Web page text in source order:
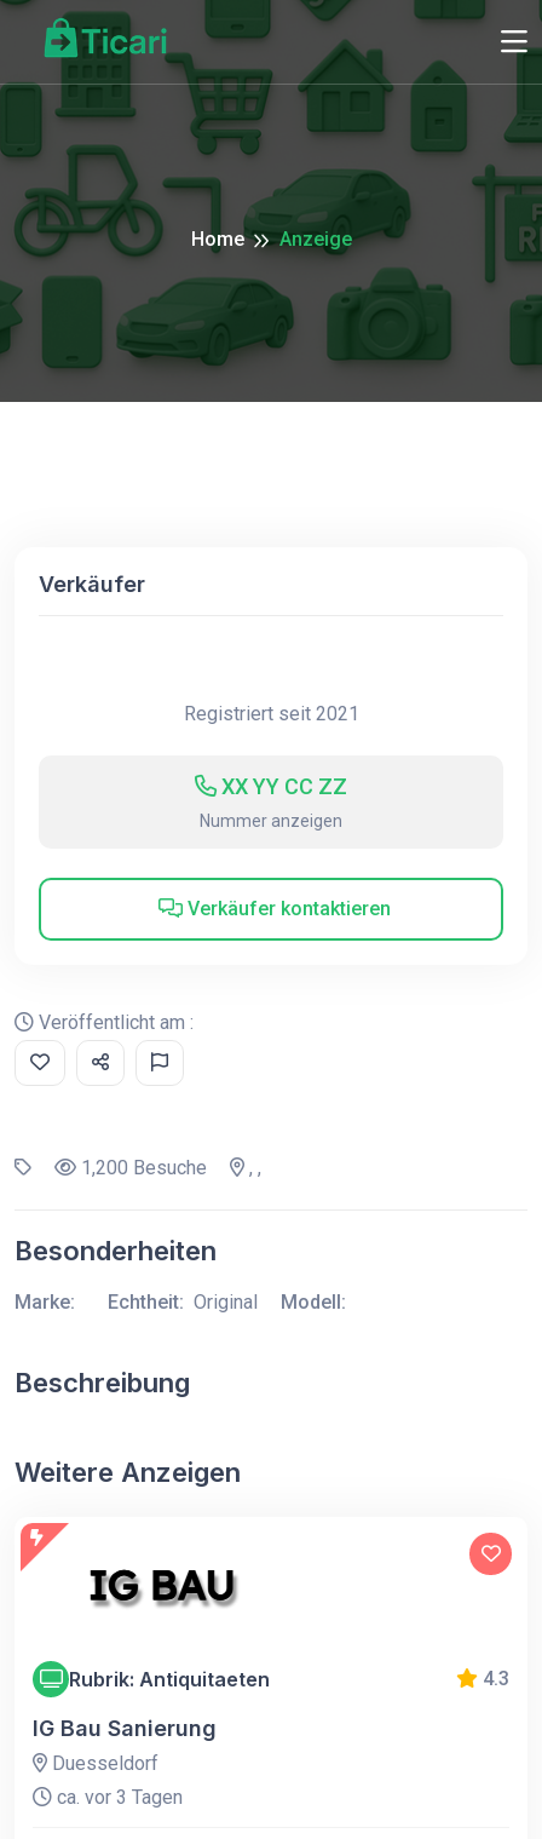
Home Anzeige
Verkäufer
Registriert seit 2021
XX YY CC ZZ
Nummer anzeigen
Verkäufer kontaktieren
Veröffentlicht am :
1,200 Besuche , ,
Besonderheiten
Marke: Echtheit: Original Modell:
Beschreibung
Weitere Anzeigen
Rubrik: Antiquitaeten 4.3
IG Bau Sanierung
Duesseldorf
ca. vor 3 Tagen